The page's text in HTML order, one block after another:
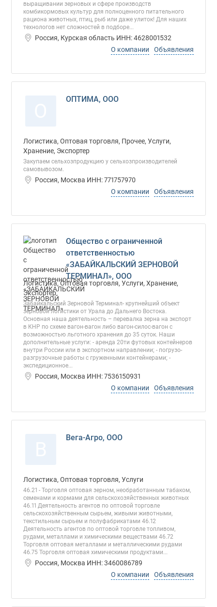
выращивании зерновых и сфере производств
комбикормовых культур для полноценного питательного
рациона животных, птиц, рыб или даже улиток! Для наших
технологов нет сложностей в подборе...
Россия, Курская область ИНН: 4628001532
О компании
Объявления
ОПТИМА, ООО
Логистика, Оптовая торговля, Прочее, Услуги,
Хранение, Экспортер
Закупаем сельхозпродукцию у сельхозпроизводителей
самовывозом.
Россия, Москва ИНН: 771757970
О компании
Объявления
Общество с ограниченной
ответственностью
«ЗАБАЙКАЛЬСКИЙ ЗЕРНОВОЙ
ТЕРМИНАЛ», ООО
Логистика, Оптовая торговля, Услуги, Хранение,
Экспортер
Забайкальский Зерновой Терминал- крупнейший объект
зерновой логистики от Урала до Дальнего Востока.
Основная наша деятельность – перевалка зерна на экспорт
в КНР по схеме вагон-вагон либо вагон-силос-вагон с
возможностью льготного хранения до 35 суток. Наши
дополнительные услуги: - аренда 20ти футовых контейнеров
внутри России или в экспортном направлении; - погрузо-
разгрузочные работы с груженными контейнерами; -
экспедиционное...
Россия, Москва ИНН: 7536150931
О компании
Объявления
Вега-Агро, ООО
Логистика, Оптовая торговля, Услуги
46.21 - Торговля оптовая зерном, необработанным табаком,
семенами и кормами для сельскохозяйственных животных
46.11 Деятельность агентов по оптовой торговле
сельскохозяйственным сырьем, живыми животными,
текстильным сырьем и полуфабрикатами 46.12
Деятельность агентов по оптовой торговле топливом,
рудами, металлами и химическими веществами 46.72
Торговля оптовая металлами и металлическими рудами
46.75 Торговля оптовая химическими продуктами...
Россия, Москва ИНН: 3460086789
О компании
Объявления